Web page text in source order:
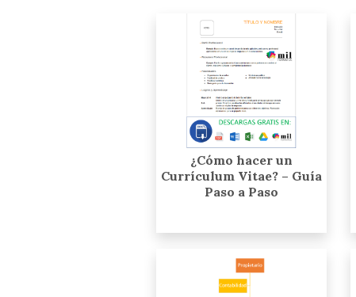
¿Cómo hacer un
Currículum Vitae? – Guía
Paso a Paso